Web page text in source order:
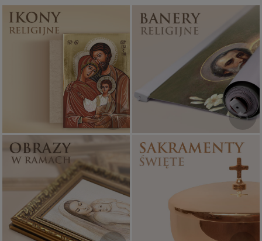
Ikony religijne
PONAD 400
WZORÓW
Banery religijne
ZOBACZ
Obrazy religijne
PIĘKNE
WZORY
Sakramenty Święte